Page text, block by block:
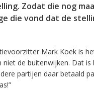
Zodat die nog
die vond dat de
Mark Koek is
de buitenwijken. Dat
partijen daar betaald